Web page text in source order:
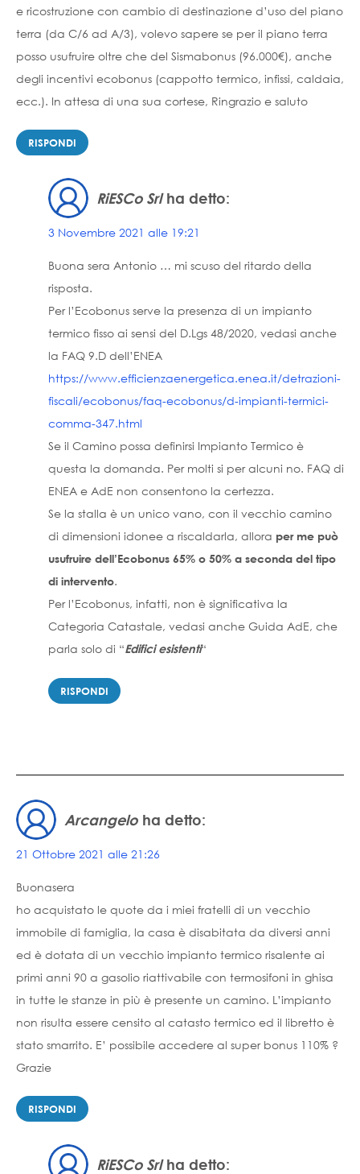
e ricostruzione con cambio di destinazione d’uso del piano
terra (da C/6 ad A/3), volevo sapere se per il piano terra
posso usufruire oltre che del Sismabonus (96.000€), anche
degli incentivi ecobonus (cappotto termico, infissi, caldaia,
ecc.). In attesa di una sua cortese, Ringrazio e saluto
RISPONDI
RiESCo Srl ha detto:
3 Novembre 2021 alle 19:21
Buona sera Antonio … mi scuso del ritardo della
risposta.
Per l’Ecobonus serve la presenza di un impianto
termico fisso ai sensi del D.Lgs 48/2020, vedasi anche
la FAQ 9.D dell’ENEA
https://www.efficienzaenergetica.enea.it/detrazioni-
fiscali/ecobonus/faq-ecobonus/d-impianti-termici-
comma-347.html
Se il Camino possa definirsi Impianto Termico è
questa la domanda. Per molti si per alcuni no. FAQ di
ENEA e AdE non consentono la certezza.
Se la stalla è un unico vano, con il vecchio camino
di dimensioni idonee a riscaldarla, allora per me può
usufruire dell’Ecobonus 65% o 50% a seconda del tipo
di intervento.
Per l’Ecobonus, infatti, non è significativa la
Categoria Catastale, vedasi anche Guida AdE, che
parla solo di “Edifici esistenti“
RISPONDI
Arcangelo ha detto:
21 Ottobre 2021 alle 21:26
Buonasera
ho acquistato le quote da i miei fratelli di un vecchio
immobile di famiglia, la casa è disabitata da diversi anni
ed è dotata di un vecchio impianto termico risalente ai
primi anni 90 a gasolio riattivabile con termosifoni in ghisa
in tutte le stanze in più è presente un camino. L’impianto
non risulta essere censito al catasto termico ed il libretto è
stato smarrito. E’ possibile accedere al super bonus 110% ?
Grazie
RISPONDI
RiESCo Srl ha detto: